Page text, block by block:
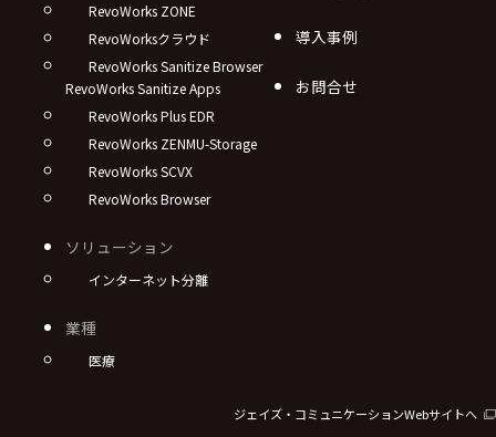
RevoWorks ZONE
RevoWorksクラウド
RevoWorks Sanitize Browser
RevoWorks Sanitize Apps
RevoWorks Plus EDR
RevoWorks ZENMU-Storage
RevoWorks SCVX
RevoWorks Browser
ソリューション
インターネット分離
業種
医療
導入事例
お問合せ
ジェイズ・コミュニケーションWebサイトへ